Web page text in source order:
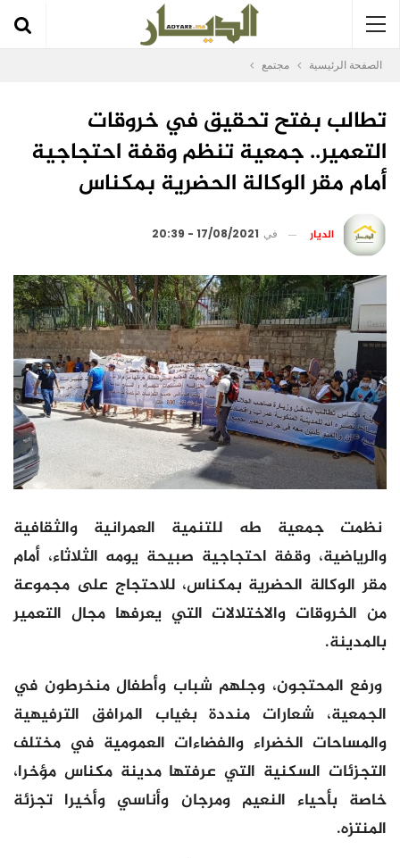
الصفحة الرئيسية مجتمع
تطالب بفتح تحقيق في خروقات
التعمير.. جمعية تنظم وقفة احتجاجية
أمام مقر الوكالة الحضرية بمكناس
الديار في 17/08/2021 - 20:39
نظمت جمعية طه للتنمية العمرانية والثقافية
والرياضية، وقفة احتجاجية صبيحة يومه الثلاثاء، أمام
مقر الوكالة الحضرية بمكناس، للاحتجاج على مجموعة
من الخروقات والاختلالات التي يعرفها مجال التعمير
بالمدينة.
ورفع المحتجون، وجلهم شباب وأطفال منخرطون في
الجمعية، شعارات منددة بغياب المرافق الترفيهية
والمساحات الخضراء والفضاءات العمومية في مختلف
التجزئات السكنية التي عرفتها مدينة مكناس مؤخرا،
خاصة بأحياء النعيم ومرجان وأناسي وأخيرا تجزئة
المنتزه.